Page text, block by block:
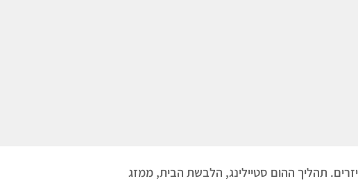
תהליך ההום סטיילינג, הלבשת הבית, ממזג